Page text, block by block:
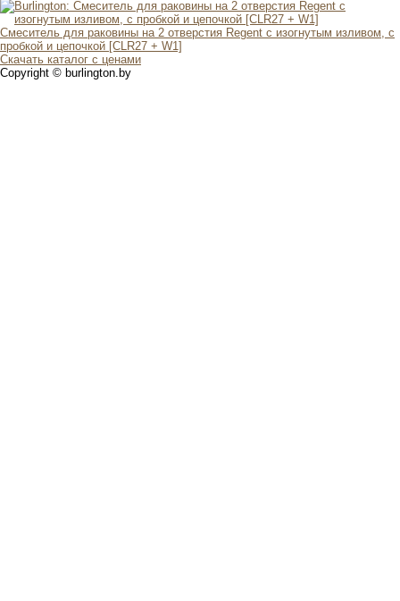
Смеситель для раковины на 2 отверстия Regent с изогнутым изливом, с
пробкой и цепочкой [CLR27 + W1]
Скачать каталог с ценами
Copyright © burlington.by